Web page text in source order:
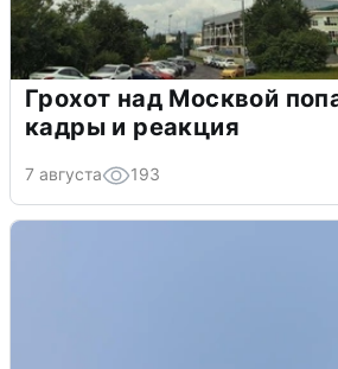
Грохот над Москвой
кадры и реакция
7 августа 193